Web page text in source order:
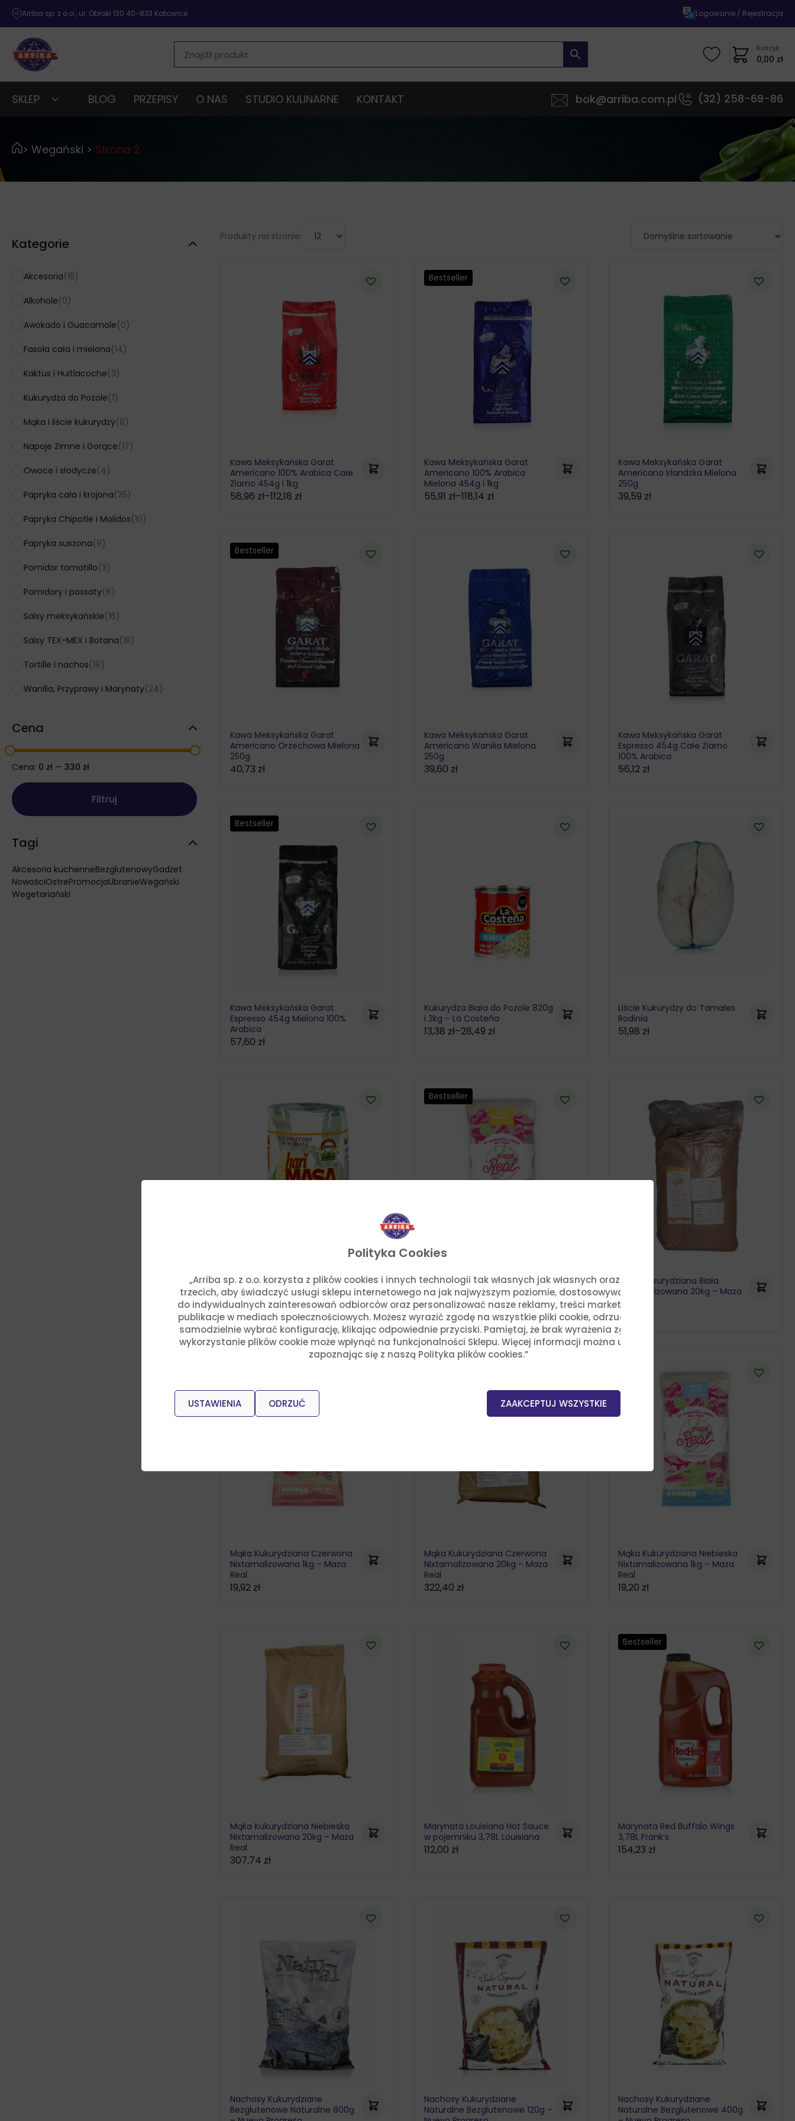
Polityka Cookies
„Arriba sp. z o.o. korzysta z plików cookies i innych technologii tak własnych jak własnych oraz stron
trzecich, aby świadczyć usługi sklepu internetowego na jak najwyższym poziomie, dostosowywać treści
do indywidualnych zainteresowań odbiorców oraz personalizować nasze reklamy, treści marketingowe i
publikacje w mediach społecznościowych. Możesz wyrazić zgodę na wszystkie pliki cookie, odrzucić je lub
samodzielnie wybrać konfigurację, klikając odpowiednie przyciski. Pamiętaj, że brak wyrażenia zgody na
wykorzystanie plików cookie może wpłynąć na funkcjonalności Sklepu. Więcej informacji można uzyskać,
zapoznając się z naszą Polityka plików cookies.”
ZAAKCEPTUJ WSZYSTKIE
ODRZUĆ
USTAWIENIA
Arriba sp. z o.o., ul. Obroki 130 40-833 Katowice |Logowanie / Rejestracja
Koszyk
0,00 zł
SKLEP BLOG PRZEPISY O NAS STUDIO KULINARNE KONTAKT bok@arriba.com.pl (32) 258-69-86
> Wegański > Strona 2
Kategorie
Akcesoria(15)
Alkohole(0)
Awokado i Guacamole(0)
Fasola cała i mielona(14)
Kaktus i Huitlacoche(3)
Kukurydza do Pozole(1)
Mąka i liście kukurydzy(8)
Napoje Zimne i Gorące(17)
Owoce i słodycze(4)
Papryka cała i krojona(25)
Papryka Chipotle i Molidos(10)
Papryka suszona(9)
Pomidor tomatillo(3)
Pomidory i passaty(6)
Salsy meksykańskie(16)
Salsy TEX-MEX i Botana(18)
Tortille i nachos(18)
Wanilia, Przyprawy i Marynaty(24)
Cena
min
max
Filtruj
Cena: 0 zł — 330 zł
Tagi
Akcesoria kuchenneBezglutenowyGadżet
NowościOstrePromocjaUbranieWegański
Wegetariański
Produkty na stronie:
Kawa Meksykańska Garat
Americano 100% Arabica Całe
Ziarno 454g i 1kg
58,96 zł–112,18 zł
Zakres
58,96 zł
do
Bestseller
Kawa Meksykańska Garat
Americano 100% Arabica
Mielona 454g i 1kg
55,91 zł–118,14 zł
Zakres
Kawa Meksykańska Garat
Americano Irlandzka Mielona
250g
39,59 zł
Bestseller
Kawa Meksykańska Garat
Americano Orzechowa Mielona
250g
40,73 zł
Kawa Meksykańska Garat
Americano Wanilia Mielona
250g
39,60 zł
Kawa Meksykańska Garat
Espresso 454g Całe Ziarno
100% Arabica
56,12 zł
Bestseller
Kawa Meksykańska Garat
Espresso 454g Mielona 100%
Arabica
57,60 zł
Kukurydza Biała do Pozole 820g
i 3kg – La Costeña
13,38 zł–28,49 zł
Zakres
do
Liście Kukurydzy do Tamales
Rodinia
51,98 zł
Mąka Kukurydziana „Masa
Harina” Hari Masa 1kg
21,38zł
Bestseller
Mąka Kukurydziana Biała
Nixtamalizowana 1kg – Maza
Real
14,81zł
Mąka Kukurydziana Biała
Nixtamalizowana 20kg – Maza
Real
199,30 zł
Mąka Kukurydziana Czerwona
Nixtamalizowana 1kg – Maza
Real
19,92 zł
Mąka Kukurydziana Czerwona
Nixtamalizowana 20kg – Maza
Real
322,40 zł
Mąka Kukurydziana Niebieska
Nixtamalizowana 1kg – Maza
Real
19,20 zł
Mąka Kukurydziana Niebieska
Nixtamalizowana 20kg – Maza
Real
307,74 zł
Marynata Louisiana Hot Sauce
w pojemniku 3,78L Louisiana
112,00 zł
Bestseller
Marynata Red Buffalo Wings
3,78L Frank’s
154,23 zł
Nachosy Kukurydziane
Bezglutenowe Naturalne 800g
Nachosy Kukurydziane
Naturalne Bezglutenowe 120g –
Nachosy Kukurydziane
Naturalne Bezglutenowe 400g